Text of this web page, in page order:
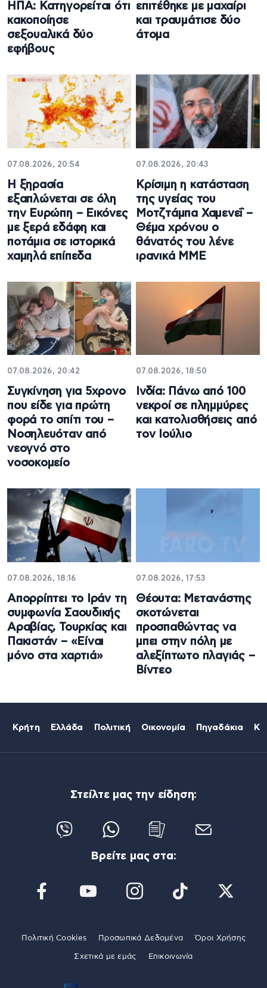
ΗΠΑ: Κατηγορείται ότι
κακοποίησε
σεξουαλικά δύο
εφήβους
επιτέθηκε με μαχαίρι
και τραυμάτισε δύο
άτομα
07.08.2026, 20:54
Η ξηρασία
εξαπλώνεται σε όλη
την Ευρώπη – Εικόνες
με ξερά εδάφη και
ποτάμια σε ιστορικά
χαμηλά επίπεδα
07.08.2026, 20:43
Κρίσιμη η κατάσταση
της υγείας του
Μοτζτάμπα Χαμενεΐ –
Θέμα χρόνου ο
θάνατός του λένε
ιρανικά ΜΜΕ
07.08.2026, 20:42
Συγκίνηση για 5χρονο
που είδε για πρώτη
φορά το σπίτι του –
Νοσηλευόταν από
νεογνό στο
νοσοκομείο
07.08.2026, 18:50
Ινδία: Πάνω από 100
νεκροί σε πλημμύρες
και κατολισθήσεις από
τον Ιούλιο
07.08.2026, 18:16
Απορρίπτει το Ιράν τη
συμφωνία Σαουδικής
Αραβίας, Τουρκίας και
Πακιστάν – «Είναι
μόνο στα χαρτιά»
07.08.2026, 17:53
Θέουτα: Μετανάστης
σκοτώνεται
προσπαθώντας να
μπει στην πόλη με
αλεξίπτωτο πλαγιάς –
Βίντεο
Κρήτη Ελλάδα Πολιτική Οικονομία Πηγαδάκια
Στείλτε μας την είδηση:
Βρείτε μας στα:
Πολιτική Cookies Προσωπικά Δεδομένα Όροι Χρήσης
Σχετικά με εμάς Επικοινωνία